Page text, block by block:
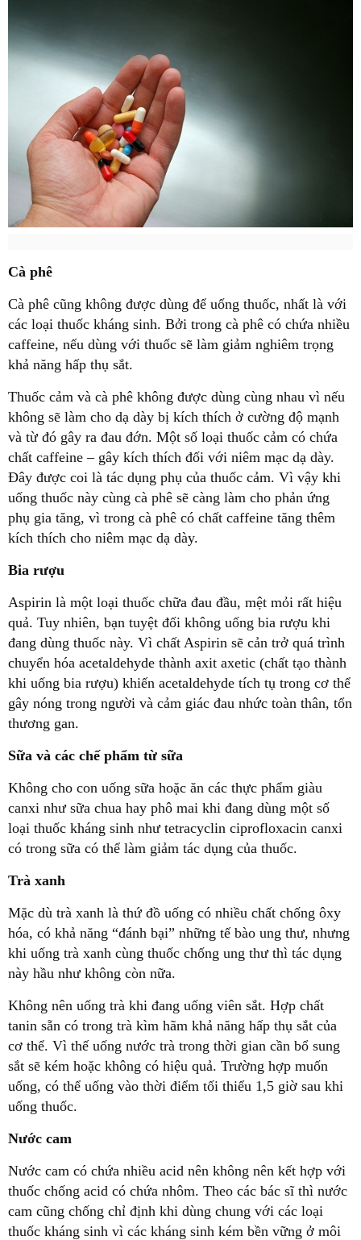
Cà phê
Cà phê cũng không được dùng để uống thuốc, nhất là với
các loại thuốc kháng sinh. Bởi trong cà phê có chứa nhiều
caffeine, nếu dùng với thuốc sẽ làm giảm nghiêm trọng
khả năng hấp thụ sắt.
Thuốc cảm và cà phê không được dùng cùng nhau vì nếu
không sẽ làm cho dạ dày bị kích thích ở cường độ mạnh
và từ đó gây ra đau đớn. Một số loại thuốc cảm có chứa
chất caffeine – gây kích thích đối với niêm mạc dạ dày.
Đây được coi là tác dụng phụ của thuốc cảm. Vì vậy khi
uống thuốc này cùng cà phê sẽ càng làm cho phản ứng
phụ gia tăng, vì trong cà phê có chất caffeine tăng thêm
kích thích cho niêm mạc dạ dày.
Bia rượu
Aspirin là một loại thuốc chữa đau đầu, mệt mỏi rất hiệu
quả. Tuy nhiên, bạn tuyệt đối không uống bia rượu khi
đang dùng thuốc này. Vì chất Aspirin sẽ cản trở quá trình
chuyển hóa acetaldehyde thành axit axetic (chất tạo thành
khi uống bia rượu) khiến acetaldehyde tích tụ trong cơ thể
gây nóng trong người và cảm giác đau nhức toàn thân, tổn
thương gan.
Sữa và các chế phẩm từ sữa
Không cho con uống sữa hoặc ăn các thực phẩm giàu
canxi như sữa chua hay phô mai khi đang dùng một số
loại thuốc kháng sinh như tetracyclin ciprofloxacin canxi
có trong sữa có thể làm giảm tác dụng của thuốc.
Trà xanh
Mặc dù trà xanh là thứ đồ uống có nhiều chất chống ôxy
hóa, có khả năng “đánh bại” những tế bào ung thư, nhưng
khi uống trà xanh cùng thuốc chống ung thư thì tác dụng
này hầu như không còn nữa.
Không nên uống trà khi đang uống viên sắt. Hợp chất
tanin sẵn có trong trà kìm hãm khả năng hấp thụ sắt của
cơ thể. Vì thế uống nước trà trong thời gian cần bổ sung
sắt sẽ kém hoặc không có hiệu quả. Trường hợp muốn
uống, có thể uống vào thời điểm tối thiểu 1,5 giờ sau khi
uống thuốc.
Nước cam
Nước cam có chứa nhiều acid nên không nên kết hợp với
thuốc chống acid có chứa nhôm. Theo các bác sĩ thì nước
cam cũng chống chỉ định khi dùng chung với các loại
thuốc kháng sinh vì các kháng sinh kém bền vững ở môi